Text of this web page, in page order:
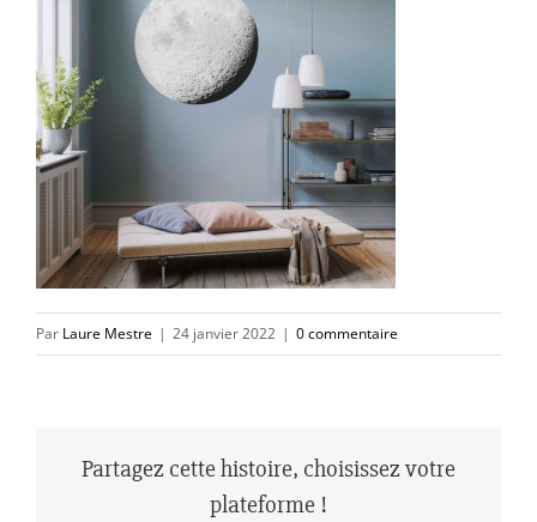
Par Laure Mestre | 24 janvier 2022 | 0 commentaire
Partagez cette histoire, choisissez votre
plateforme !